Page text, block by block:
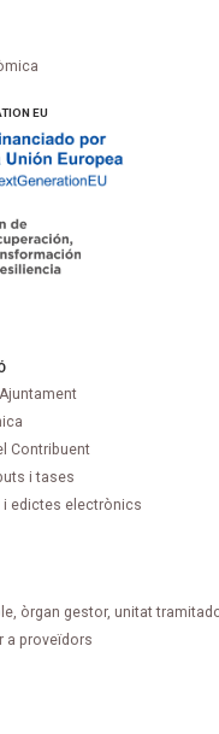
EU
Contribuent
i tases
i edictes electrònics
òrgan gestor, unitat
a proveïdors